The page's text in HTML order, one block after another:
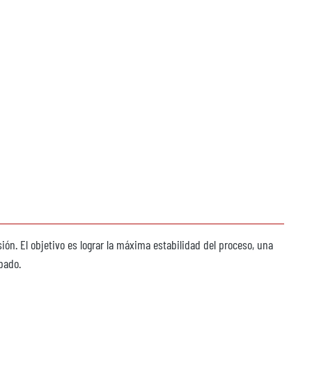
El objetivo es lograr la máxima estabilidad del proceso, una